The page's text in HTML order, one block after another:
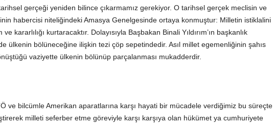
gerçeği yeniden bilince çıkarmamız gerekiyor. O tarihsel gerçek meclisin ve
habercisi niteliğindeki Amasya Genelgesinde ortaya konmuştur: Milletin istiklalini
kararlılığı kurtaracaktır. Dolayısıyla Başbakan Binali Yıldırım’ın başkanlık
ülkenin bölüneceğine ilişkin tezi çöp sepetindedir. Asıl millet egemenliğinin şahıs
vaziyette ülkenin bölünüp parçalanması mukadderdir.
ve bilcümle Amerikan aparatlarına karşı hayati bir mücadele verdiğimiz bu süreçte
milleti seferber etme göreviyle karşı karşıya olan hükümet ya cumhuriyete